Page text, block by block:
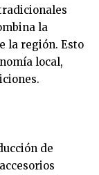
la
la región. Esto
local,
de